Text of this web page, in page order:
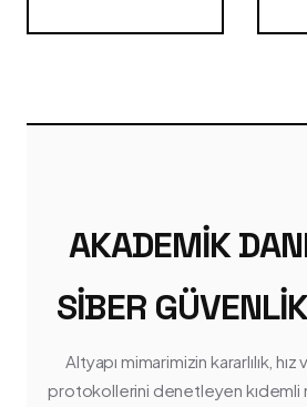
AKADEMIK
SIBER
Altyapı mimarimizin kararlılık,
protokollerini denetleyen kıdemli